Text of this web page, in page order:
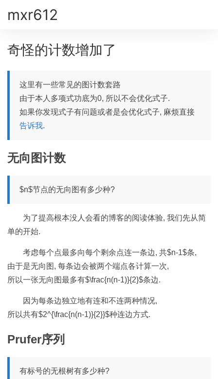
mxr612
奇怪的计数增加了
这里有一些常见的图计数套路
由于本人多项式功底为0, 所以不会优化式子.
如果你发现式子有问题或者是会优化式子, 麻烦直接
告诉我.
无向图计数
$n$节点的无向图有多少种?
为了提高根本没人会看的博客的阅读体验, 我们先从简
单的开始.
考虑每个点最多向每个剩余点连一条边, 共$n-1$条,
由于是无向图, 每条边会被两个端点各计算一次,
所以一张无向图最多有$\frac{n(n-1)}{2}$条边.
因为每条边独立地有连和不连两种情况,
所以共有$2^{\frac{n(n-1)}{2}}$种连边方式.
Prufer序列
有标号的无根树有多少种?